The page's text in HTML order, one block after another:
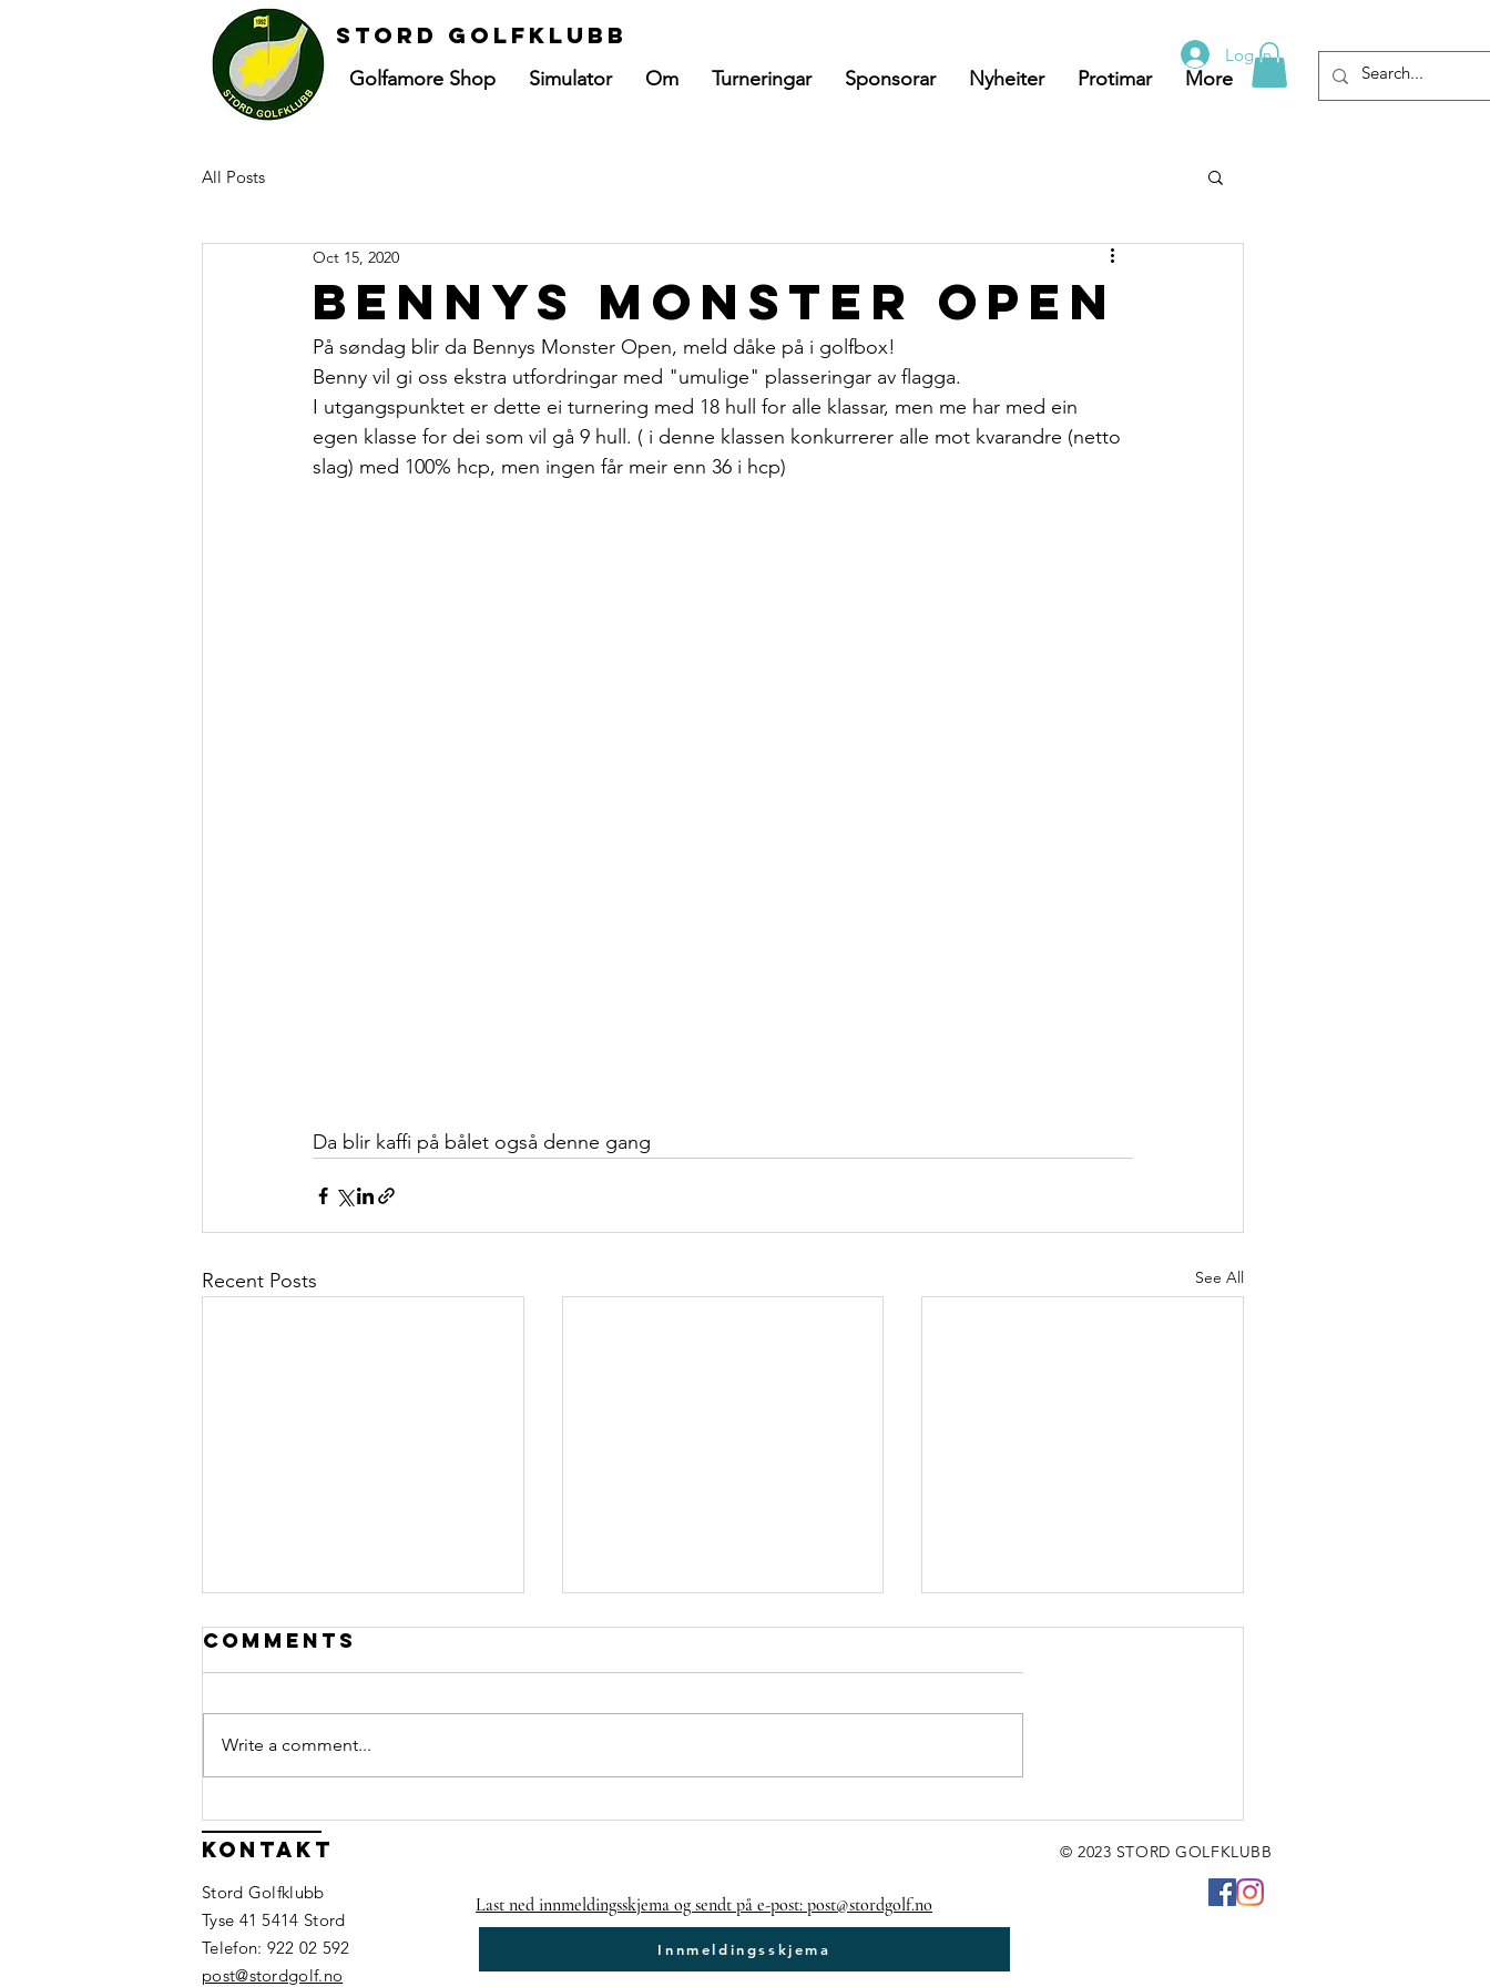
Stord golfklubb
Golfamore Shop Simulator Om Turneringar Sponsorar Nyheiter Protimar More
Log In
All Posts
Bennys Monster Open
Oct 15, 2020
På søndag blir da Bennys Monster Open, meld dåke på i golfbox!
Benny vil gi oss ekstra utfordringar med "umulige" plasseringar av flagga.
I utgangspunktet er dette ei turnering med 18 hull for alle klassar, men me har med ein
egen klasse for dei som vil gå 9 hull. ( i denne klassen konkurrerer alle mot kvarandre (netto
slag) med 100% hcp, men ingen får meir enn 36 i hcp)
Da blir kaffi på bålet også denne gang
Recent Posts See All
Har du lyst til
å bidra når me
Olyo Junior
Tour?⛳
Veke 21⛳🏌️‍♂️🏌️‍♀️
For ein fredag,
igjen!❤
Comments
Write a comment...
Kontakt
Stord Golfklubb
Tyse 41 5414 Stord
Telefon: 922 02 592
post@stordgolf.no
© 2023 STORD GOLFKLUBB
Last ned innmeldingsskjema og sendt på e-post: post@stordgolf.no
Innmeldingsskjema